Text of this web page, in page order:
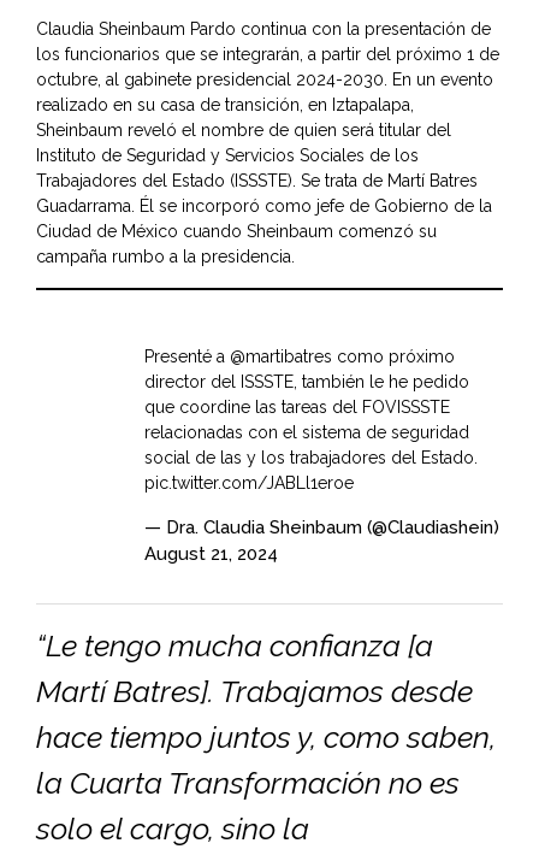
Claudia Sheinbaum Pardo continua con la presentación de
los funcionarios que se integrarán, a partir del próximo 1 de
octubre, al gabinete presidencial 2024-2030. En un evento
realizado en su casa de transición, en Iztapalapa,
Sheinbaum reveló el nombre de quien será titular del
Instituto de Seguridad y Servicios Sociales de los
Trabajadores del Estado (ISSSTE). Se trata de Martí Batres
Guadarrama. Él se incorporó como jefe de Gobierno de la
Ciudad de México cuando Sheinbaum comenzó su
campaña rumbo a la presidencia.
Presenté a @martibatres como próximo
director del ISSSTE, también le he pedido
que coordine las tareas del FOVISSSTE
relacionadas con el sistema de seguridad
social de las y los trabajadores del Estado.
pic.twitter.com/JABLl1eroe
— Dra. Claudia Sheinbaum (@Claudiashein)
August 21, 2024
“Le tengo mucha confianza [a
Martí Batres]. Trabajamos desde
hace tiempo juntos y, como saben,
la Cuarta Transformación no es
solo el cargo, sino la